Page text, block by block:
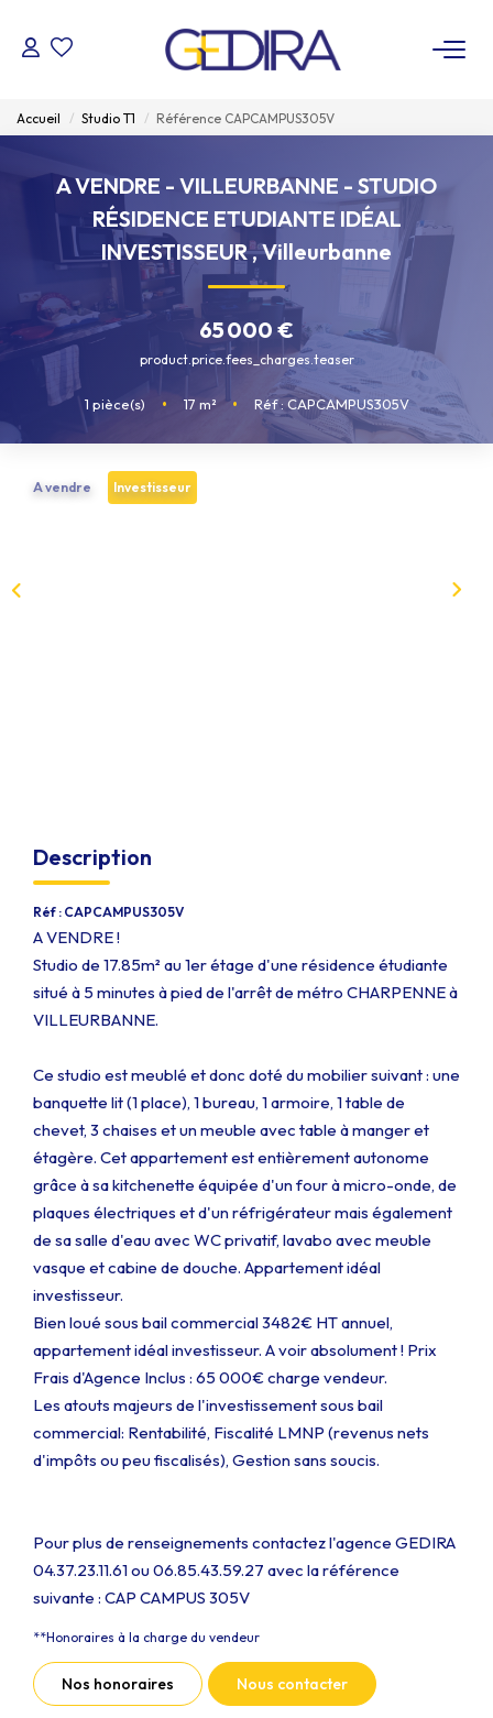
ACHETER
LOUER
ESTIMER
FAIRE GÉRER
Administrateur De Biens
Syndic De Copropriété
NOTRE AGENCE
Accueil Studio T1 Référence CAPCAMPUS305V
A VENDRE - VILLEURBANNE - STUDIO
RÉSIDENCE ETUDIANTE IDÉAL
INVESTISSEUR,Villeurbanne
65 000 €
product.price.fees_charges.teaser
1 pièce(s) • 17 m² • Réf : CAPCAMPUS305V
A vendre Investisseur
Description
Réf : CAPCAMPUS305V
A VENDRE !
Studio de 17.85m² au 1er étage d'une résidence étudiante
situé à 5 minutes à pied de l'arrêt de métro CHARPENNE à
VILLEURBANNE.
Ce studio est meublé et donc doté du mobilier suivant : une
banquette lit (1 place), 1 bureau, 1 armoire, 1 table de
chevet, 3 chaises et un meuble avec table à manger et
étagère. Cet appartement est entièrement autonome
grâce à sa kitchenette équipée d'un four à micro-onde, de
plaques électriques et d'un réfrigérateur mais également
de sa salle d'eau avec WC privatif, lavabo avec meuble
vasque et cabine de douche. Appartement idéal
investisseur.
Bien loué sous bail commercial 3482€ HT annuel,
appartement idéal investisseur. A voir absolument ! Prix
Frais d'Agence Inclus : 65 000€ charge vendeur.
Les atouts majeurs de l'investissement sous bail
commercial: Rentabilité, Fiscalité LMNP (revenus nets
d'impôts ou peu fiscalisés), Gestion sans soucis.
Pour plus de renseignements contactez l'agence GEDIRA
04.37.23.11.61 ou 06.85.43.59.27 avec la référence
suivante : CAP CAMPUS 305V
**Honoraires à la charge du vendeur
Nos honoraires Nous contacter